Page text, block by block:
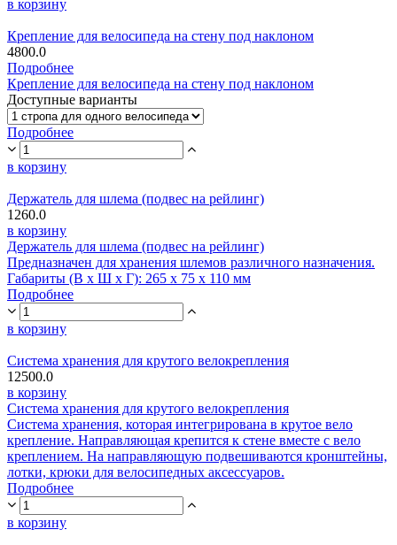
в корзину
Крепление для велосипеда на стену под наклоном
4800.0
Подробнее
Крепление для велосипеда на стену под наклоном
Доступные варианты
Подробнее
в корзину
Держатель для шлема (подвес на рейлинг)
1260.0
в корзину
Держатель для шлема (подвес на рейлинг)
Предназначен для хранения шлемов различного назначения.
Габариты (В х Ш х Г): 265 x 75 x 110 мм
Подробнее
в корзину
Система хранения для крутого велокрепления
12500.0
в корзину
Система хранения для крутого велокрепления
Система хранения, которая интегрирована в крутое вело
крепление. Направляющая крепится к стене вместе с вело
креплением. На направляющую подвешиваются кронштейны,
лотки, крюки для велосипедных аксессуаров.
Подробнее
в корзину